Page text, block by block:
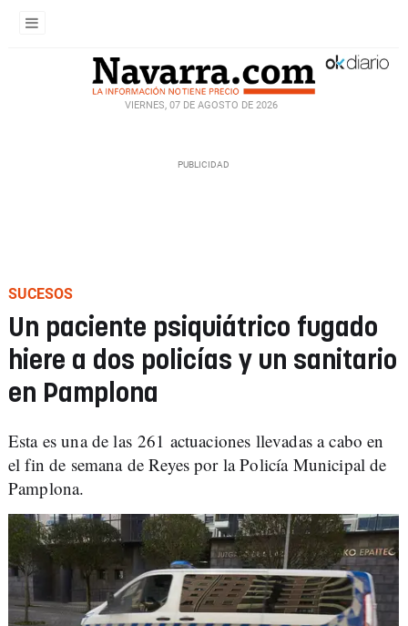
VIERNES, 07 DE AGOSTO DE 2026
SUCESOS
Un paciente psiquiátrico fugado
hiere a dos policías y un sanitario
en Pamplona
Esta es una de las 261 actuaciones llevadas a cabo en
el fin de semana de Reyes por la Policía Municipal de
Pamplona.